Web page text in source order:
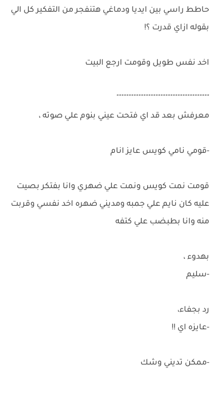
حاطط راسي بين ايديا ودماغي هتنفجر من التفكير كل الي
بقوله ازاي قدرت ؟!
اخد نفس طويل وقومت ارجع البيت
""""""""""""""""""""""""""""""""""""""
معرفش بعد قد اي فتحت عيني بنوم علي صوته ،
-قومي نامي كويس عايز انام
قومت نمت كويس ونمت علي ضهري وانا بفتكر بصيت
عليه كان نايم علي جمبه ومديني ضهره اخد نفسي وقربت
منه وانا بطبضب علي كتفه
بهدوء ،
-سليم
رد بجفاء،
-عايزه اي !!
-ممكن تديني وشك